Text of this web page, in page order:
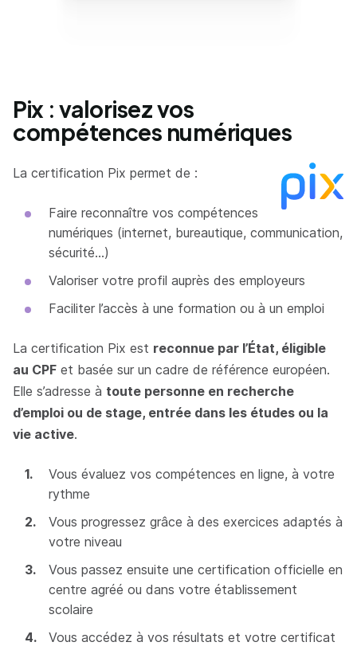
Pix : valorisez vos
compétences numériques
La certification Pix permet de :
Faire reconnaître vos compétences
numériques (internet, bureautique, communication,
sécurité…)
Valoriser votre profil auprès des employeurs
Faciliter l’accès à une formation ou à un emploi
La certification Pix est reconnue par l’État, éligible
au CPF et basée sur un cadre de référence européen.
Elle s’adresse à toute personne en recherche
d’emploi ou de stage, entrée dans les études ou la
vie active.
Vous évaluez vos compétences en ligne, à votre
rythme
Vous progressez grâce à des exercices adaptés à
votre niveau
Vous passez ensuite une certification officielle en
centre agréé ou dans votre établissement
scolaire
Vous accédez à vos résultats et votre certificat